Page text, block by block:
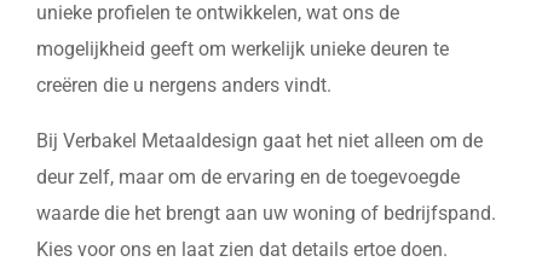
unieke profielen te ontwikkelen, wat ons de
mogelijkheid geeft om werkelijk unieke deuren te
creëren die u nergens anders vindt.
Bij Verbakel Metaaldesign gaat het niet alleen om de
deur zelf, maar om de ervaring en de toegevoegde
waarde die het brengt aan uw woning of bedrijfspand.
Kies voor ons en laat zien dat details ertoe doen.